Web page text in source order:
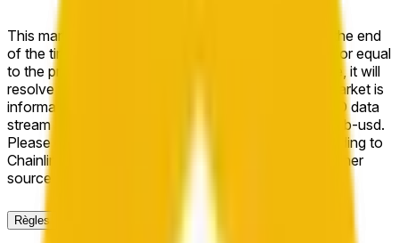
This market will resolve to "Up" if the BNB price at the end
of the time range specified in the title is greater than or equal
to the price at the beginning of that range. Otherwise, it will
resolve to "Down". The resolution source for this market is
information from Chainlink, specifically the BNB/USD data
stream available at https://data.chain.link/streams/bnb-usd.
Please note that this market is about the price according to
Chainlink data stream BNB/USD, not according to other
sources or spot markets.
Règles